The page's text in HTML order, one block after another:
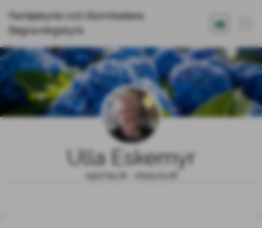
Familjebyrån och Stormhattens
Begravningsbyrå
Ulla Eskemyr
1927.09.16 - 2025.03.18